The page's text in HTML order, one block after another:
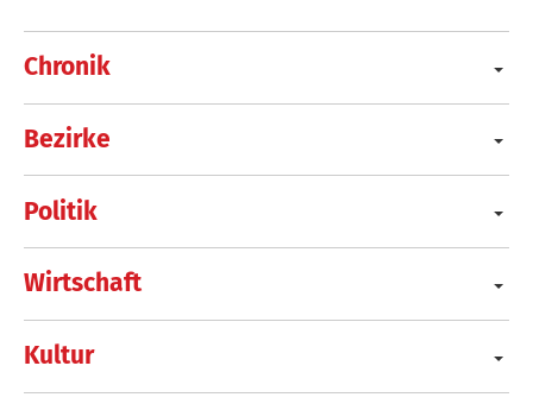
Chronik
Bezirke
Politik
Wirtschaft
Kultur